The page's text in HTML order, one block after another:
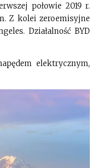
połowie 2019 r.
Z kolei zeroemisyjne
Działalność BYD
elektrycznym,